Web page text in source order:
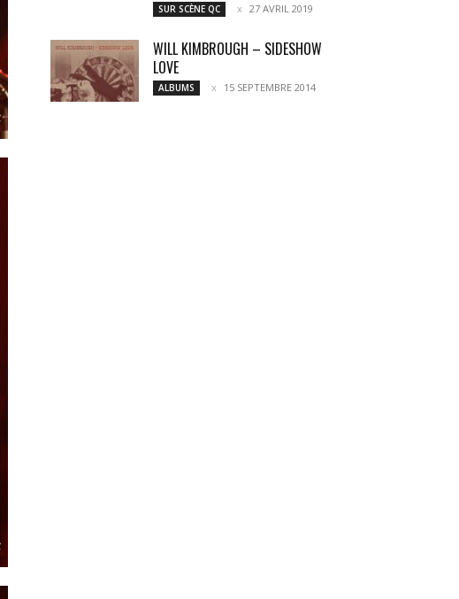
SUR SCÈNE QC 27 AVRIL 2019
WILL KIMBROUGH – SIDESHOW
LOVE
ALBUMS 15 SEPTEMBRE 2014